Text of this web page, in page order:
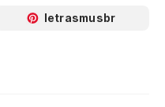
letrasmusbr